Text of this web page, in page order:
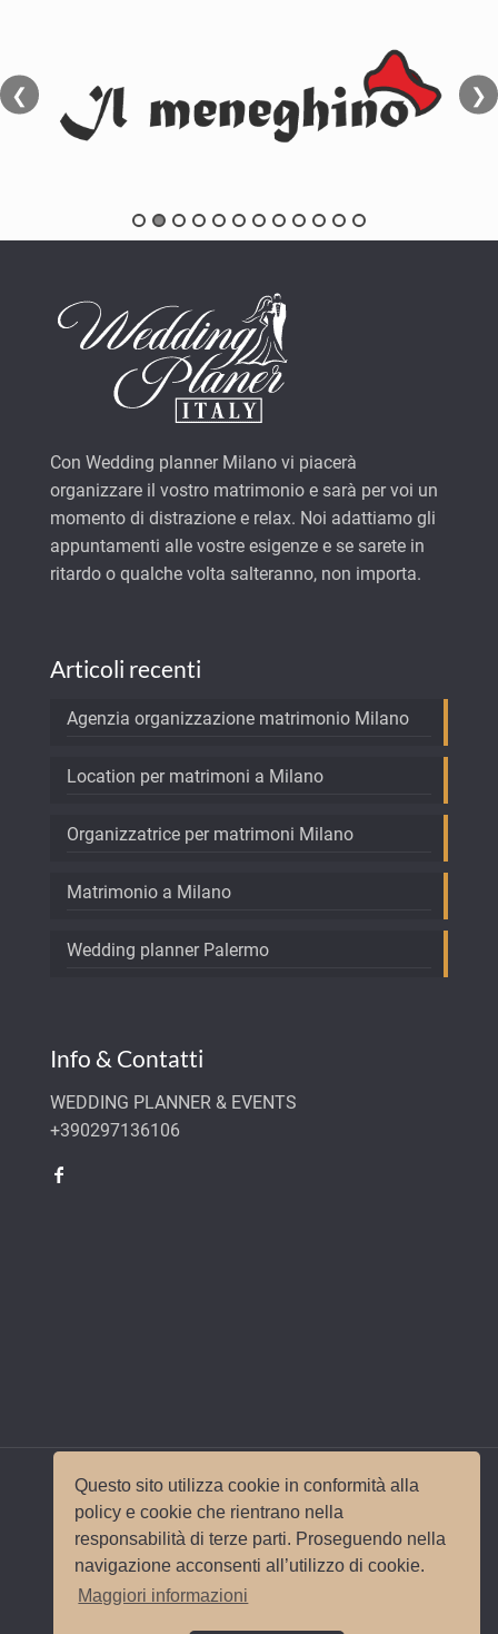
Questo sito utilizza cookie in conformità alla
policy e cookie che rientrano nella
responsabilità di terze parti. Proseguendo nella
navigazione acconsenti all’utilizzo di cookie.
Maggiori informazioni
❮ ❯
Con Wedding planner Milano vi piacerà
organizzare il vostro matrimonio e sarà per voi un
momento di distrazione e relax. Noi adattiamo gli
appuntamenti alle vostre esigenze e se sarete in
ritardo o qualche volta salteranno, non importa.
Articoli recenti
Agenzia organizzazione matrimonio Milano
Location per matrimoni a Milano
Organizzatrice per matrimoni Milano
Matrimonio a Milano
Wedding planner Palermo
Info & Contatti
WEDDING PLANNER & EVENTS
+390297136106
© 2017 Wedding Planner Milano Italy |Mappa del
sito|Privacy e Cookie PolicySito e
posizionamento realizzato dall'